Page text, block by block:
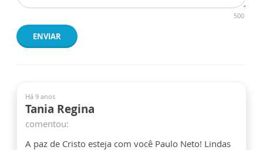
500
ENVIAR
Há 9 anos
Tania Regina
comentou:
A paz de Cristo esteja com você Paulo Neto! Lindas